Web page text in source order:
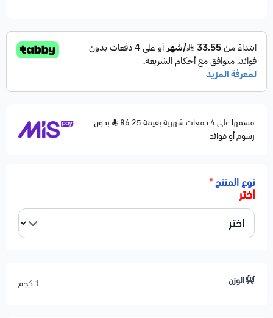
FORD RANGER 2001-2019
FORD SPECIAL SERVICE POLICE SEDAN 2014-2018
FORD SSV PLUG-IN HYBRID 2019
FORD TAURUS 2013-2017
LAND ROVER DISCOVERY SPORT 2015-2017
قسمها على 4 دفعات شهرية بقيمة 86.25
بدون
رسوم أو فوائد
نوع المنتج*
اختر
الوزن 1 كجم